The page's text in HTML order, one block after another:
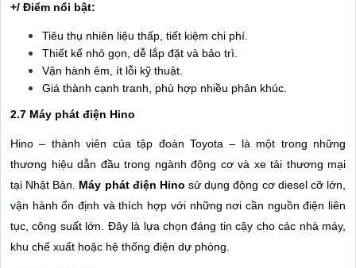
+/ Điểm nổi bật:
Tiêu thụ nhiên liệu thấp, tiết kiệm chi phí.
Thiết kế nhỏ gọn, dễ lắp đặt và bảo trì.
Vận hành êm, ít lỗi kỹ thuật.
Giá thành cạnh tranh, phù hợp nhiều phân khúc.
2.7 Máy phát điện Hino
Hino – thành viên của tập đoàn Toyota – là một trong những
thương hiệu dẫn đầu trong ngành động cơ và xe tải thương mại
tại Nhật Bản. Máy phát điện Hino sử dụng động cơ diesel cỡ lớn,
vận hành ổn định và thích hợp với những nơi cần nguồn điện liên
tục, công suất lớn. Đây là lựa chọn đáng tin cậy cho các nhà máy,
khu chế xuất hoặc hệ thống điện dự phòng.